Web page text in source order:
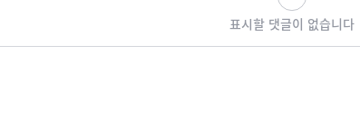
표시할 댓글이 없습니다